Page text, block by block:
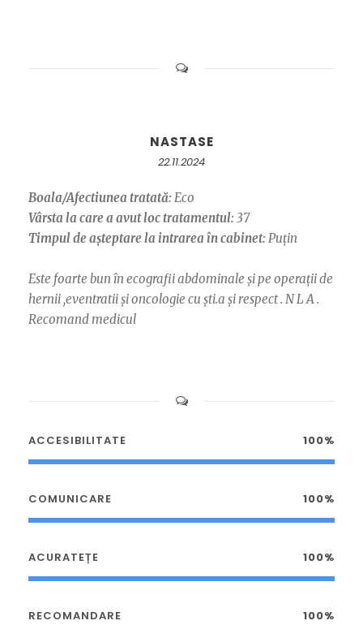
NASTASE
22.11.2024
Boala/Afectiunea tratată: Eco
Vârsta la care a avut loc tratamentul: 37
Timpul de așteptare la intrarea în cabinet: Puțin
Este foarte bun în ecografii abdominale și pe operații de
hernii ,eventratii și oncologie cu ști.a și respect . N L A .
Recomand medicul
ACCESIBILITATE 100%
COMUNICARE 100%
ACURATEȚE 100%
RECOMANDARE 100%